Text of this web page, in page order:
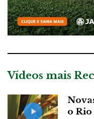
Vídeos mais
o